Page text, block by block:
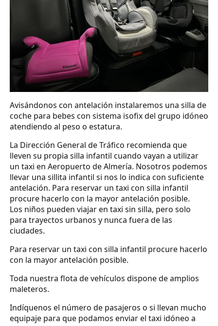
Avisándonos con antelación instalaremos una silla de
coche para bebes con sistema isofix del grupo idóneo
atendiendo al peso o estatura.
La Dirección General de Tráfico recomienda que
lleven su propia silla infantil cuando vayan a utilizar
un taxi en Aeropuerto de Almería. Nosotros podemos
llevar una sillita infantil si nos lo indica con suficiente
antelación. Para reservar un taxi con silla infantil
procure hacerlo con la mayor antelación posible.
Los niños pueden viajar en taxi sin silla, pero solo
para trayectos urbanos y nunca fuera de las
ciudades.
Para reservar un taxi con silla infantil procure hacerlo
con la mayor antelación posible.
Toda nuestra flota de vehículos dispone de amplios
maleteros.
Indíquenos el número de pasajeros o si llevan mucho
equipaje para que podamos enviar el taxi idóneo a